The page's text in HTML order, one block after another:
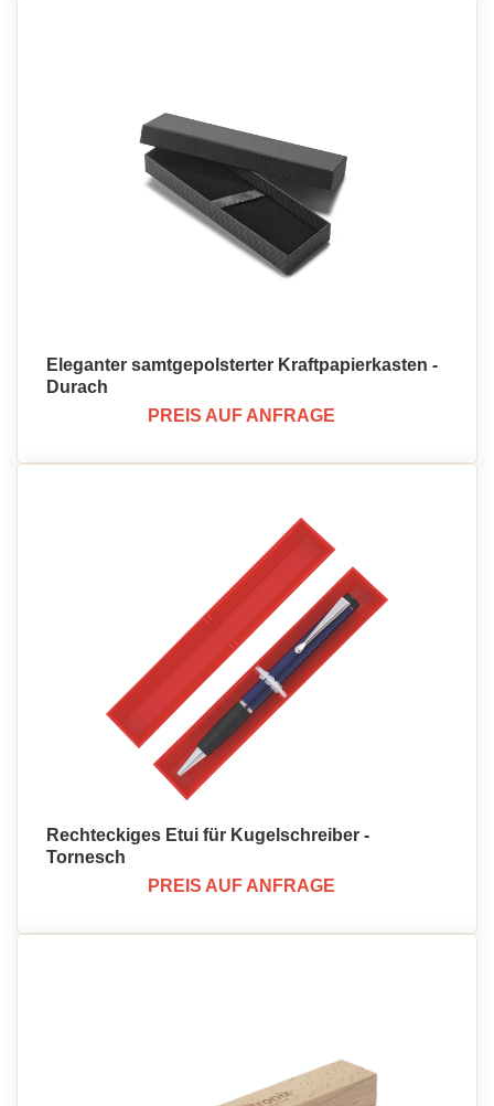
Eleganter samtgepolsterter Kraftpapierkasten -
Durach
PREIS AUF ANFRAGE
Rechteckiges Etui für Kugelschreiber -
Tornesch
PREIS AUF ANFRAGE